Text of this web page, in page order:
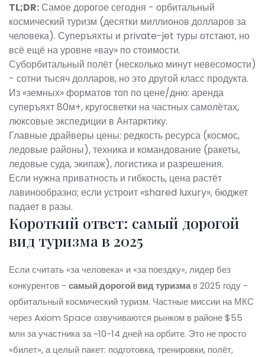
TL;DR: Самое дорогое сегодня - орбитальный
космический туризм (десятки миллионов долларов за
человека). Суперъяхты и private-jet туры отстают, но
всё ещё на уровне «вау» по стоимости.
Суборбитальный полёт (несколько минут невесомости)
- сотни тысяч долларов, но это другой класс продукта.
Из «земных» форматов топ по цене/дню: аренда
суперъяхт 80м+, кругосветки на частных самолётах,
люксовые экспедиции в Антарктику.
Главные драйверы цены: редкость ресурса (космос,
ледовые районы), техника и командование (ракеты,
ледовые суда, экипаж), логистика и разрешения.
Если нужна приватность и гибкость, цена растёт
лавинообразно; если устроит «shared luxury», бюджет
падает в разы.
Короткий ответ: самый дорогой
вид туризма в 2025
Если считать «за человека» и «за поездку», лидер без
конкурентов - самый дорогой вид туризмав 2025 году -
орбитальный космический туризм. Частные миссии на МКС
через Axiom Space озвучиваются рынком в районе $55
млн за участника за ~10-14 дней на орбите. Это не просто
«билет», а целый пакет: подготовка, тренировки, полёт,